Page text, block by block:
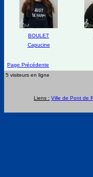
BOULET
Capucine
Page Précédente
5 visiteurs en ligne
Liens : Ville de Pont de